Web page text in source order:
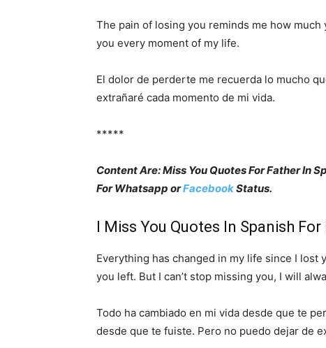
The pain of losing you reminds me how
you every moment of my life.
El dolor de perderte me recuerda lo mucho
extrañaré cada momento de mi vida.
*****
Content Are: Miss You Quotes For Father In
For Whatsapp orFacebookStatus.
I Miss You Quotes In Spanish For
Everything has changed in my life since I lost
you left. But I can’t stop missing you, I will
Todo ha cambiado en mi vida desde que te
desde que te fuiste. Pero no puedo dejar de